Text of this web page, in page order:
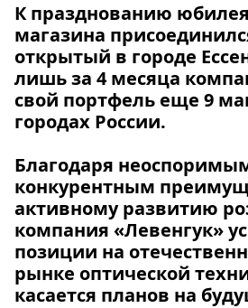
К празднованию юбилея
магазина
открытый в городе
лишь за 4 месяца
свой портфель еще 9
городах России.
Благодаря
конкурентным
активному развитию
компания «Левенгук»
позиции на
рынке оптической
касается планов на